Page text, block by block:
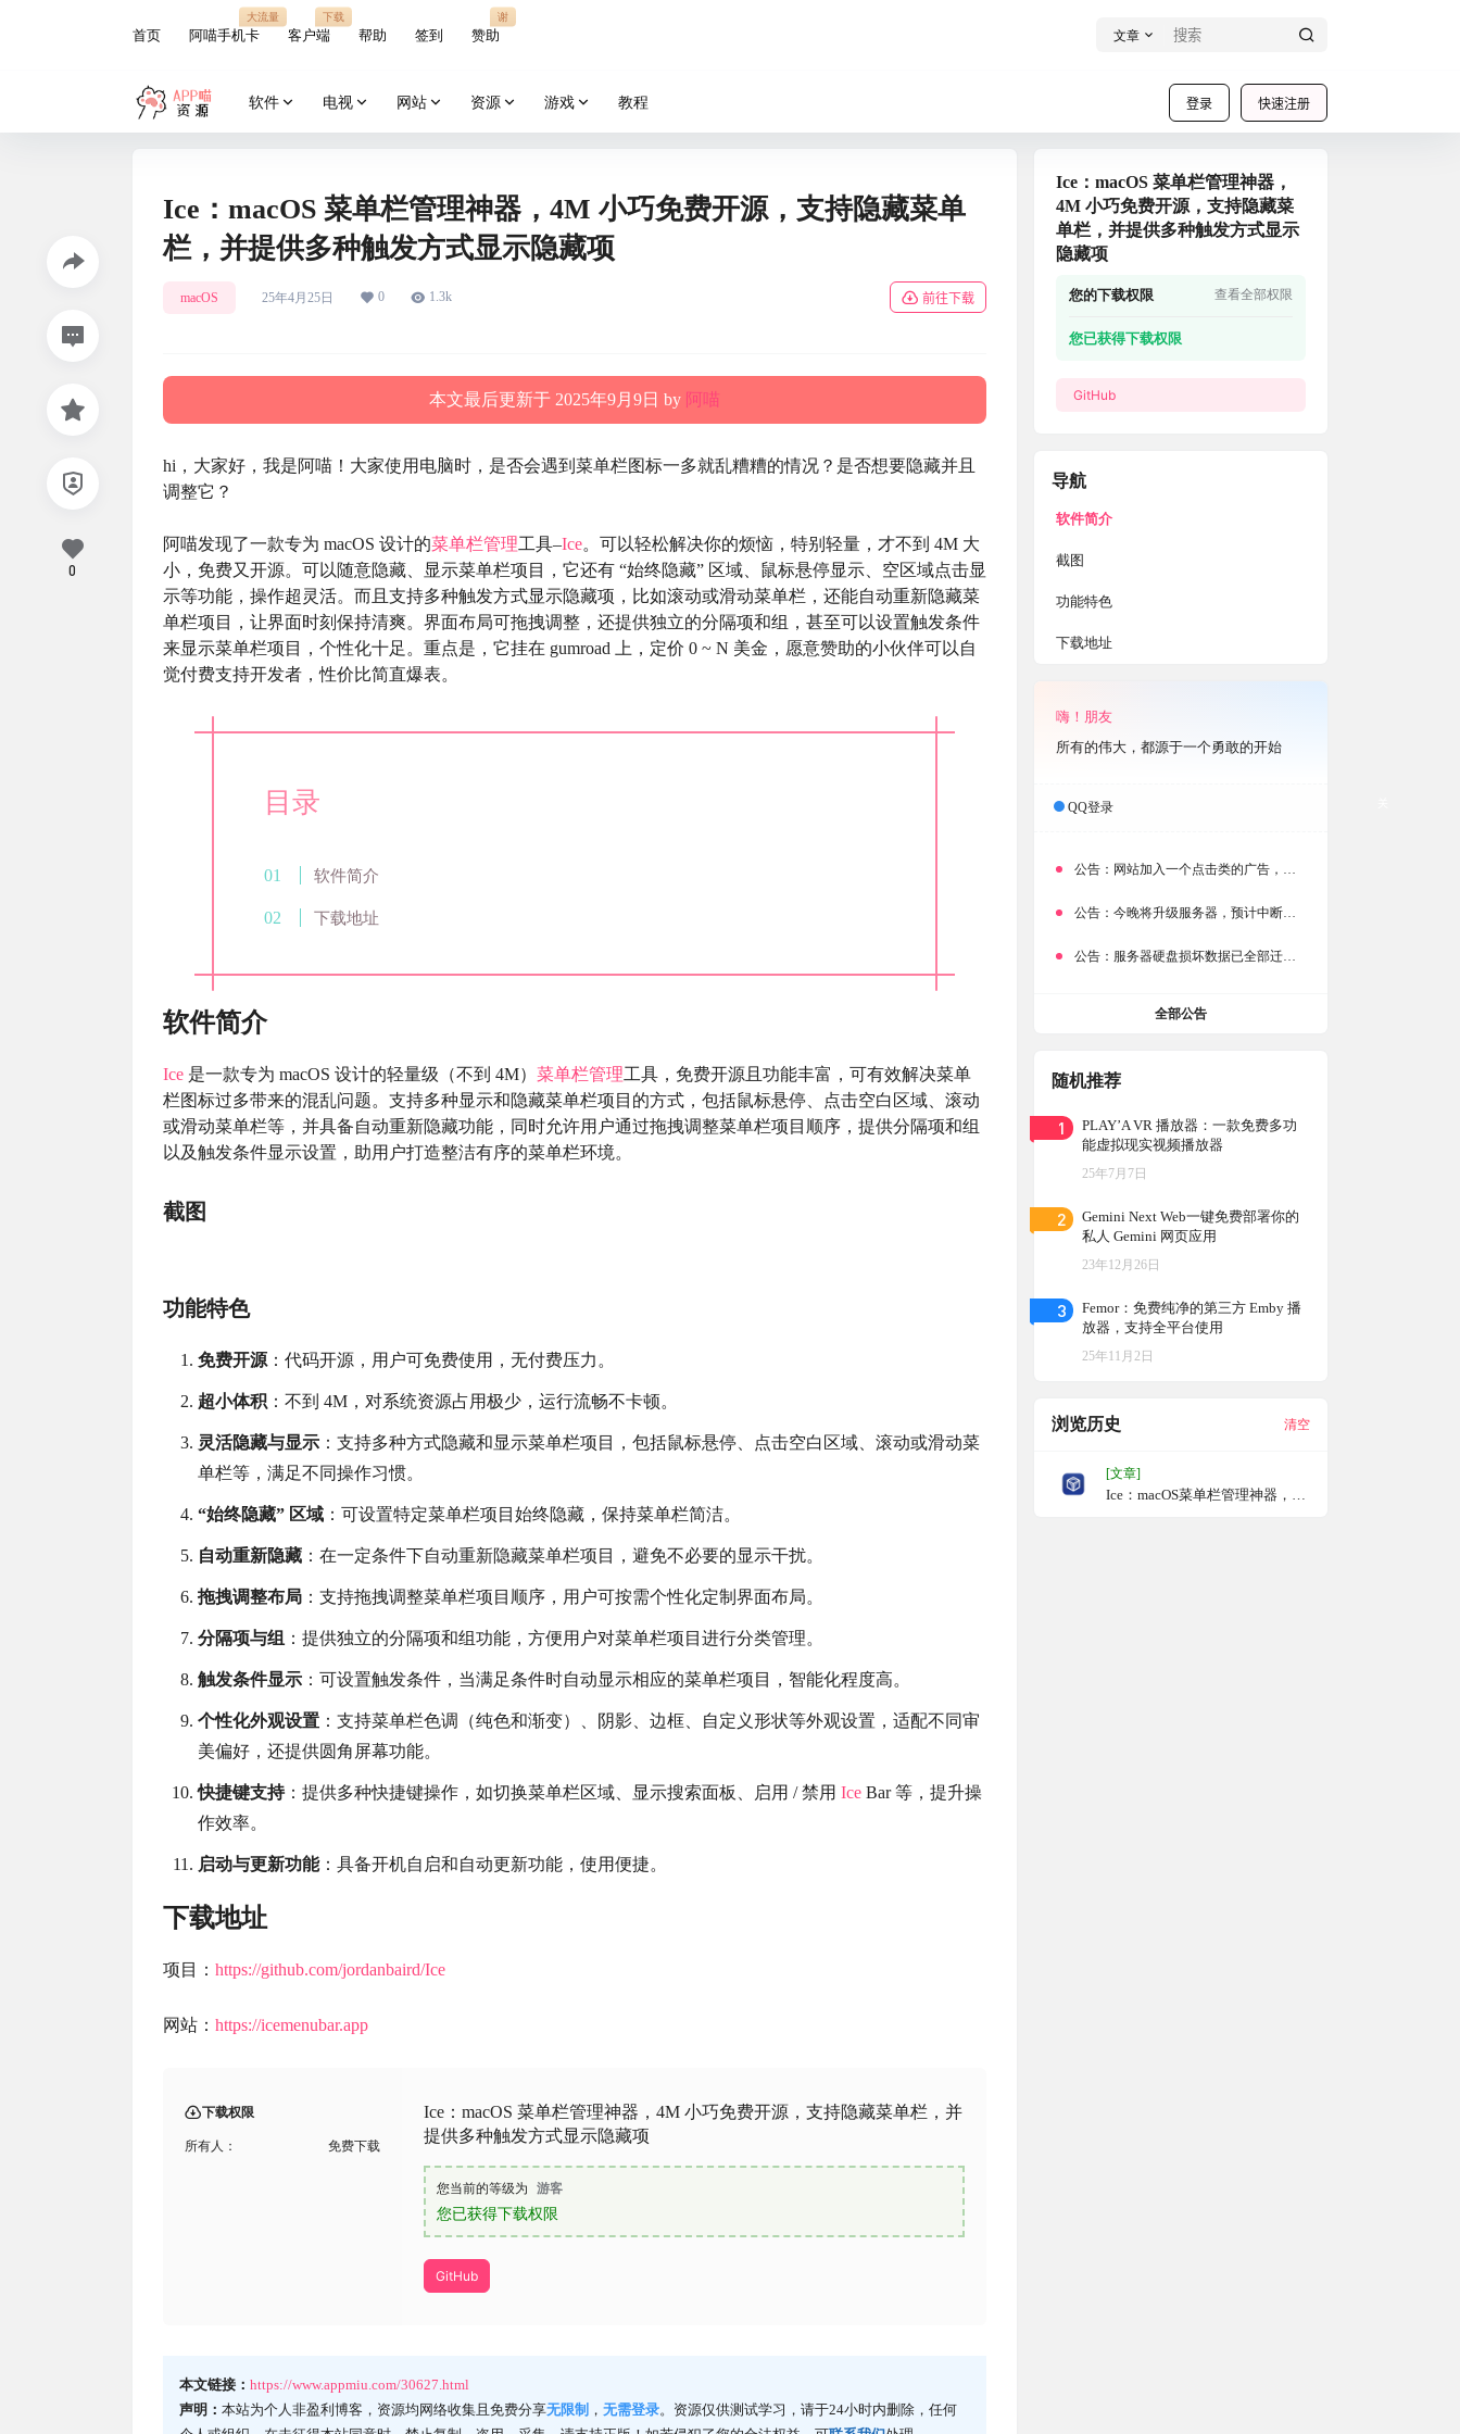
首页 阿喵手机卡
大流量
客户端
下载
帮助 签到 赞助
谢
文章
登录 快速注册
软件 电视 网站 资源 游戏 教程
Ice：macOS 菜单栏管理神器，4M 小巧免费开源，支持隐藏菜单
栏，并提供多种触发方式显示隐藏项
macOS 25年4月25日 0 1.3k 前往下载
本文最后更新于 2025年9月9日 by 阿喵
hi，大家好，我是阿喵！大家使用电脑时，是否会遇到菜单栏图标一多就乱糟糟的情况？是否想要隐藏并且
调整它？
阿喵发现了一款专为 macOS 设计的菜单栏管理工具–Ice。可以轻松解决你的烦恼，特别轻量，才不到 4M 大
小，免费又开源。可以随意隐藏、显示菜单栏项目，它还有 “始终隐藏” 区域、鼠标悬停显示、空区域点击显
示等功能，操作超灵活。而且支持多种触发方式显示隐藏项，比如滚动或滑动菜单栏，还能自动重新隐藏菜
单栏项目，让界面时刻保持清爽。界面布局可拖拽调整，还提供独立的分隔项和组，甚至可以设置触发条件
来显示菜单栏项目，个性化十足。重点是，它挂在 gumroad 上，定价 0 ~ N 美金，愿意赞助的小伙伴可以自
觉付费支持开发者，性价比简直爆表。
目录
软件简介
下载地址
软件简介
Ice 是一款专为 macOS 设计的轻量级（不到 4M） 菜单栏管理工具，免费开源且功能丰富，可有效解决菜单
栏图标过多带来的混乱问题。支持多种显示和隐藏菜单栏项目的方式，包括鼠标悬停、点击空白区域、滚动
或滑动菜单栏等，并具备自动重新隐藏功能，同时允许用户通过拖拽调整菜单栏项目顺序，提供分隔项和组
以及触发条件显示设置，助用户打造整洁有序的菜单栏环境。
截图
功能特色
免费开源 ：代码开源，用户可免费使用，无付费压力。
超小体积 ：不到 4M，对系统资源占用极少，运行流畅不卡顿。
灵活隐藏与显示 ：支持多种方式隐藏和显示菜单栏项目，包括鼠标悬停、点击空白区域、滚动或滑动菜
单栏等，满足不同操作习惯。
“始终隐藏” 区域 ：可设置特定菜单栏项目始终隐藏，保持菜单栏简洁。
自动重新隐藏 ：在一定条件下自动重新隐藏菜单栏项目，避免不必要的显示干扰。
拖拽调整布局 ：支持拖拽调整菜单栏项目顺序，用户可按需个性化定制界面布局。
分隔项与组 ：提供独立的分隔项和组功能，方便用户对菜单栏项目进行分类管理。
触发条件显示 ：可设置触发条件，当满足条件时自动显示相应的菜单栏项目，智能化程度高。
个性化外观设置 ：支持菜单栏色调（纯色和渐变）、阴影、边框、自定义形状等外观设置，适配不同审
美偏好，还提供圆角屏幕功能。
快捷键支持：提供多种快捷键操作，如切换菜单栏区域、显示搜索面板、启用 / 禁用 Ice Bar 等，提升操
作效率。
启动与更新功能：具备开机自启和自动更新功能，使用便捷。
下载地址
项目： https://github.com/jordanbaird/Ice
网站： https://icemenubar.app
下载权限
所有人： 免费下载
Ice：macOS 菜单栏管理神器，4M 小巧免费开源，支持隐藏菜单栏，并
提供多种触发方式显示隐藏项
您当前的等级为 游客
您已获得下载权限
GitHub
本文链接： https://www.appmiu.com/30627.html
声明： 本站为个人非盈利博客，资源均网络收集且免费分享无限制 ， 无需登录。资源仅供测试学习，请于24小时内删除，任何
0
Ice：macOS 菜单栏管理神器，
4M 小巧免费开源，支持隐藏菜
单栏，并提供多种触发方式显示
隐藏项
您的下载权限 查看全部权限
您已获得下载权限
GitHub
导航
软件简介
截图
功能特色
下载地址
嗨！朋友
所有的伟大，都源于一个勇敢的开始
QQ登录
公告： 网站加入一个点击类的广告，大家点击下载按钮需要注意
公告： 今晚将升级服务器，预计中断时常为1分钟
公告： 服务器硬盘损坏数据已全部迁移备份，网站恢复完成！
全部公告
随机推荐
1
PLAY’A VR 播放器：一款免费多功
能虚拟现实视频播放器
25年7月7日
2
Gemini Next Web一键免费部署你的
私人 Gemini 网页应用
23年12月26日
3
Femor：免费纯净的第三方 Emby 播
放器，支持全平台使用
25年11月2日
浏览历史 清空
[文章]
Ice：macOS菜单栏管理神器，